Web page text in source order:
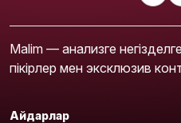
Malim — анализге
пікірлер мен эксклюзив
Айдарлар